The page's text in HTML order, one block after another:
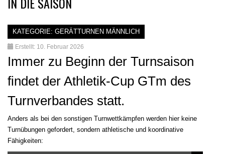
KATEGORIE: GERÄTTURNEN MÄNNLICH
Erstellt: 10. Februar 2026
Immer zu Beginn der Turnsaison
findet der Athletik-Cup GTm des
Turnverbandes statt.
Anders als bei den sonstigen Turnwettkämpfen werden hier keine
Turnübungen gefordert, sondern athletische und koordinative
Fähigkeiten: